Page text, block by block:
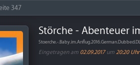
347
Störche - Abenteuer
Stoerche.-
Eingetragen am 02.09.2017um 20:20 Uhr